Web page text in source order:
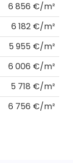
6 856 €/m²
6 182 €/m²
5 955 €/m²
6 006 €/m²
5 718 €/m²
6 756 €/m²